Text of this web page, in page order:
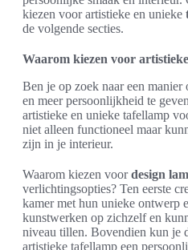
kiezen voor artistieke en unieke
de volgende secties.
Waarom kiezen voor
Ben je op zoek naar een
en meer persoonlijkheid te
artistieke en unieke tafellamp
niet alleen functioneel maar
zijn in je interieur.
Waarom kiezen voordesign
verlichtingsopties? Ten eerste
kamer met hun unieke ontwerp
kunstwerken op zichzelf en
niveau tillen. Bovendien kun je
artistieke tafellamp een